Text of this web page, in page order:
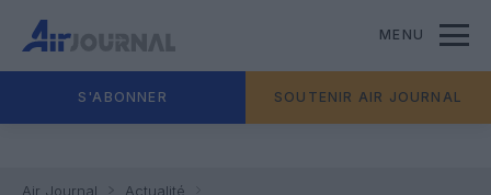
MENU
S'ABONNER SOUTENIR AIR JOURNAL
Air Journal
Actualité